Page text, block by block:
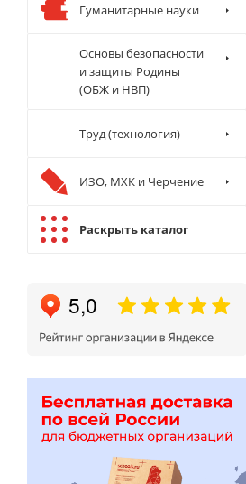
Гуманитарные науки
Основы безопасности
и защиты Родины
(ОБЖ и НВП)
Труд (технология)
ИЗО, МХК и Черчение
Раскрыть каталог